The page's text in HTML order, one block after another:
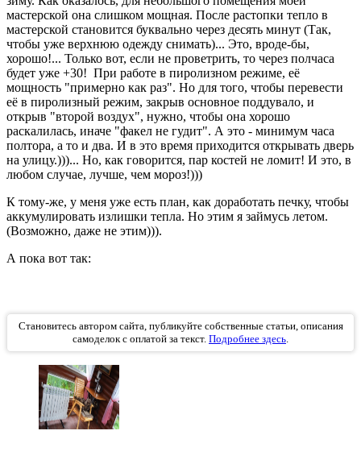
мастерской она слишком мощная. После растопки тепло в
мастерской становится буквально через десять минут (Так,
чтобы уже верхнюю одежду снимать)... Это, вроде-бы,
хорошо!... Только вот, если не проветрить, то через полчаса
будет уже +30! При работе в пиролизном режиме, её
мощность "примерно как раз". Но для того, чтобы перевести
её в пиролизный режим, закрыв основное поддувало, и
открыв "второй воздух", нужно, чтобы она хорошо
раскалилась, иначе "факел не гудит". А это - минимум часа
полтора, а то и два. И в это время приходится открывать дверь
на улицу.)))... Но, как говорится, пар костей не ломит! И это, в
любом случае, лучше, чем мороз!)))
К тому-же, у меня уже есть план, как доработать печку, чтобы
аккумулировать излишки тепла. Но этим я займусь летом.
(Возможно, даже не этим))).
А пока вот так:
Становитесь автором сайта, публикуйте собственные статьи, описания
самоделок с оплатой за текст. Подробнее здесь.